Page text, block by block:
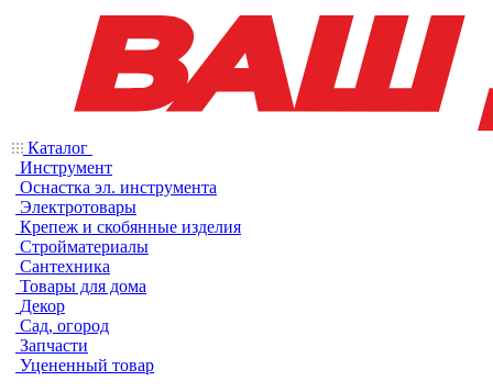
Каталог
Инструмент
Оснастка эл. инструмента
Электротовары
Крепеж и скобянные изделия
Стройматериалы
Сантехника
Товары для дома
Декор
Сад, огород
Запчасти
Уцененный товар